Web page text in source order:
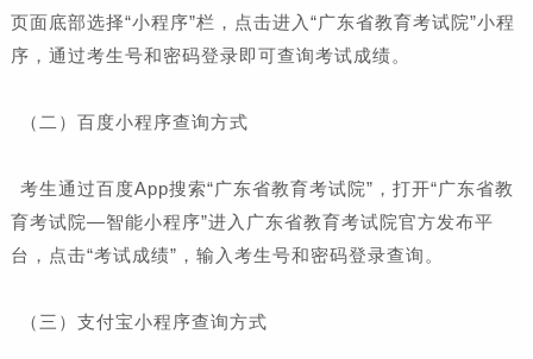
页面底部选择“小程序”栏，点击进入“广东省教育考试院”小程
序，通过考生号和密码登录即可查询考试成绩。
（二）百度小程序查询方式
考生通过百度App搜索“广东省教育考试院”，打开“广东省教
育考试院—智能小程序”进入广东省教育考试院官方发布平
台，点击“考试成绩”，输入考生号和密码登录查询。
（三）支付宝小程序查询方式